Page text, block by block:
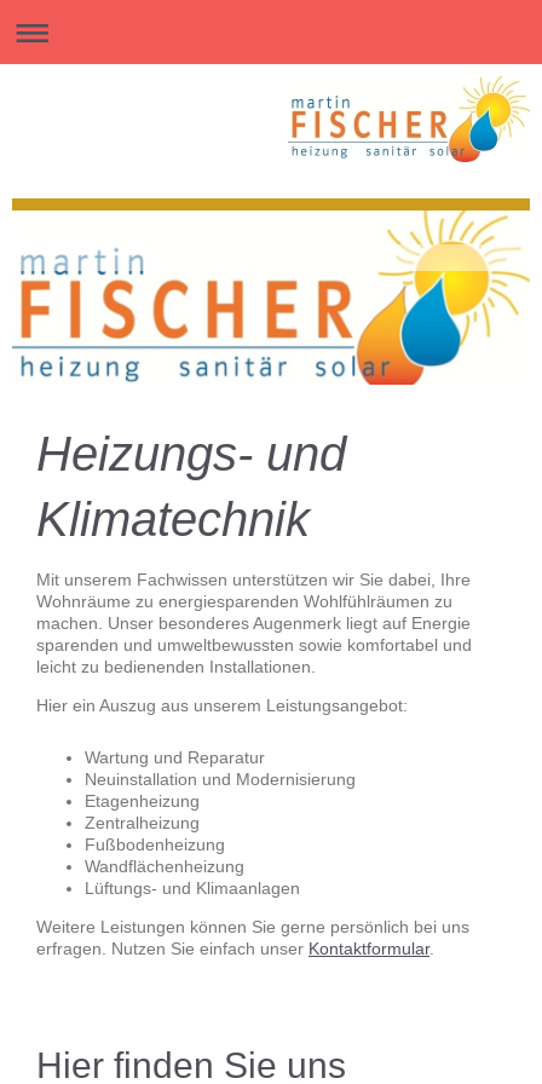
Heizungs- und
Klimatechnik
Mit unserem Fachwissen unterstützen wir Sie dabei, Ihre
Wohnräume zu energiesparenden Wohlfühlräumen zu
machen. Unser besonderes Augenmerk liegt auf Energie
sparenden und umweltbewussten sowie komfortabel und
leicht zu bedienenden Installationen.
Hier ein Auszug aus unserem Leistungsangebot:
Wartung und Reparatur
Neuinstallation und Modernisierung
Etagenheizung
Zentralheizung
Fußbodenheizung
Wandflächenheizung
Lüftungs- und Klimaanlagen
Weitere Leistungen können Sie gerne persönlich bei uns
erfragen. Nutzen Sie einfach unser Kontaktformular.
Hier finden Sie uns